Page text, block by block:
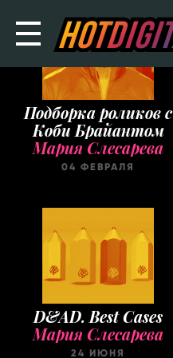
Подборка роликов с
Коби Брайантом
Мария Слесарева
04 ФЕВРАЛЯ
D&AD. Best Cases
Мария Слесарева
24 ИЮНЯ